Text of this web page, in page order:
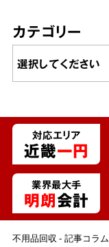
カテゴリー
対応エリア
近畿一円
業界最大手
明朗会計
不用品回収 記事コラム